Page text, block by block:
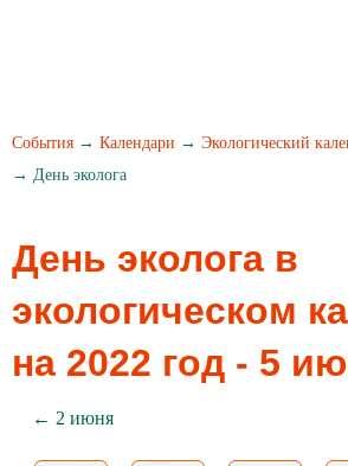
События → Календари → Экологический
→ День эколога
День эколога в
экологическом
на 2022 год - 5
← 2 июня